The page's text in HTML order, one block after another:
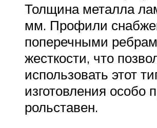
Толщина металла
мм. Профили
поперечными
жесткости, что
использовать этот
изготовления особо
рольставен.